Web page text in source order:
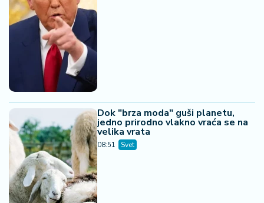
Dok "brza moda" guši planetu,
jedno prirodno vlakno vraća se na
velika vrata
08:51 Svet